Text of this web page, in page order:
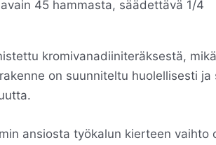
kromivanadiiniteräksestä,
on suunniteltu huolellisesti
ansiosta työkalun kierteen